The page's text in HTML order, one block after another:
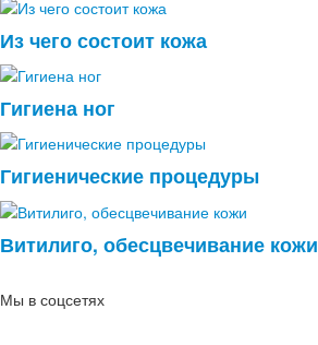
Из чего состоит кожа
Гигиена ног
Гигиенические процедуры
Витилиго, обесцвечивание кожи
Мы в соцсетях